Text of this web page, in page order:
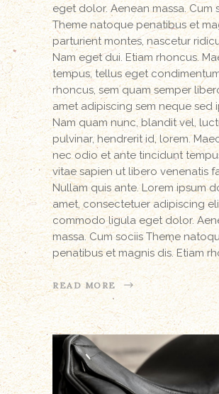
eget dolor. Aenean massa. Cum
Theme natoque penatibus et
parturient montes, nascetur
Nam eget dui. Etiam rhoncus.
tempus, tellus eget
rhoncus, sem quam semper
amet adipiscing sem neque sed
Nam quam nunc, blandit vel,
pulvinar, hendrerit id, lorem.
nec odio et ante tincidunt
vitae sapien ut libero venenatis
Nullam quis ante. Lorem ipsum
amet, consectetuer adipiscing
commodo ligula eget dolor.
massa. Cum sociis Theme
penatibus et magnis dis. Etiam
READ MORE